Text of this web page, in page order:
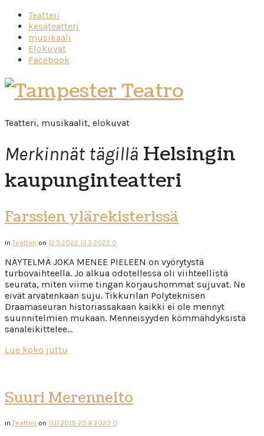
Teatteri
kesäteatteri
musikaali
Elokuvat
Facebook
Tampester
Teatro
Teatteri, musikaalit, elokuvat
Merkinnät tägillä Helsingin
kaupunginteatteri
Farssien ylärekisterissä
inTeatteri on 12.3.2022 13.3.2022 0
NÄYTELMÄ JOKA MENEE PIELEEN on vyörytystä
turbovaihteella. Jo alkua odotellessa oli viihteellistä
seurata, miten viime tingan korjaushommat sujuvat. Ne
eivät arvatenkaan suju. Tikkurilan Polyteknisen
Draamaseuran historiassakaan kaikki ei ole mennyt
suunnitelmien mukaan. Menneisyyden kömmähdyksistä
sanaleikittelee…
Lue koko juttu
Suuri Merenneito
inTeatteri on 11.11.2019 20.8.2023 0